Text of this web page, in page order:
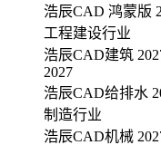
浩辰CAD 鸿蒙版
工程建设行业
浩辰CAD建筑
2027
浩辰CAD给排水
制造行业
浩辰CAD机械